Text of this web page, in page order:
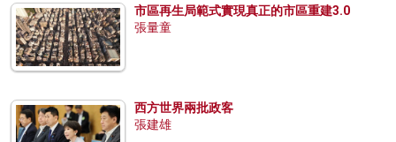
市區再生局範式實現真正的市區重建3.0
張量童
西方世界兩批政客
張建雄